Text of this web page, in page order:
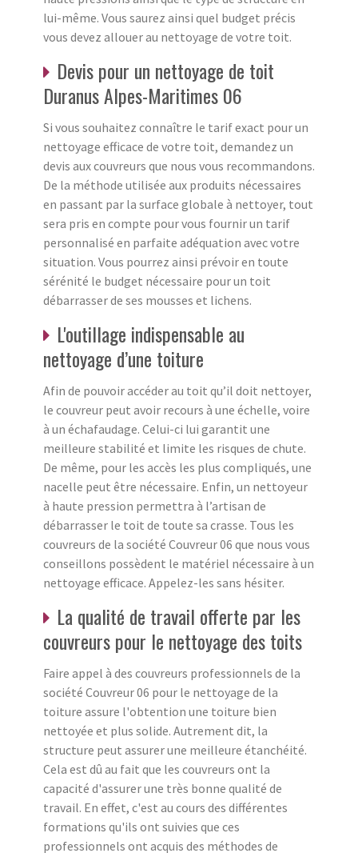
lui-même. Vous saurez ainsi quel budget précis
vous devez allouer au nettoyage de votre toit.
Devis pour un nettoyage de toit
Duranus Alpes-Maritimes 06
Si vous souhaitez connaître le tarif exact pour un
nettoyage efficace de votre toit, demandez un
devis aux couvreurs que nous vous recommandons.
De la méthode utilisée aux produits nécessaires
en passant par la surface globale à nettoyer, tout
sera pris en compte pour vous fournir un tarif
personnalisé en parfaite adéquation avec votre
situation. Vous pourrez ainsi prévoir en toute
sérénité le budget nécessaire pour un toit
débarrasser de ses mousses et lichens.
L'outillage indispensable au
nettoyage d’une toiture
Afin de pouvoir accéder au toit qu’il doit nettoyer,
le couvreur peut avoir recours à une échelle, voire
à un échafaudage. Celui-ci lui garantit une
meilleure stabilité et limite les risques de chute.
De même, pour les accès les plus compliqués, une
nacelle peut être nécessaire. Enfin, un nettoyeur
à haute pression permettra à l’artisan de
débarrasser le toit de toute sa crasse. Tous les
couvreurs de la société Couvreur 06 que nous vous
conseillons possèdent le matériel nécessaire à un
nettoyage efficace. Appelez-les sans hésiter.
La qualité de travail offerte par les
couvreurs pour le nettoyage des toits
Faire appel à des couvreurs professionnels de la
société Couvreur 06 pour le nettoyage de la
toiture assure l'obtention une toiture bien
nettoyée et plus solide. Autrement dit, la
structure peut assurer une meilleure étanchéité.
Cela est dû au fait que les couvreurs ont la
capacité d'assurer une très bonne qualité de
travail. En effet, c'est au cours des différentes
formations qu'ils ont suivies que ces
professionnels ont acquis des méthodes de